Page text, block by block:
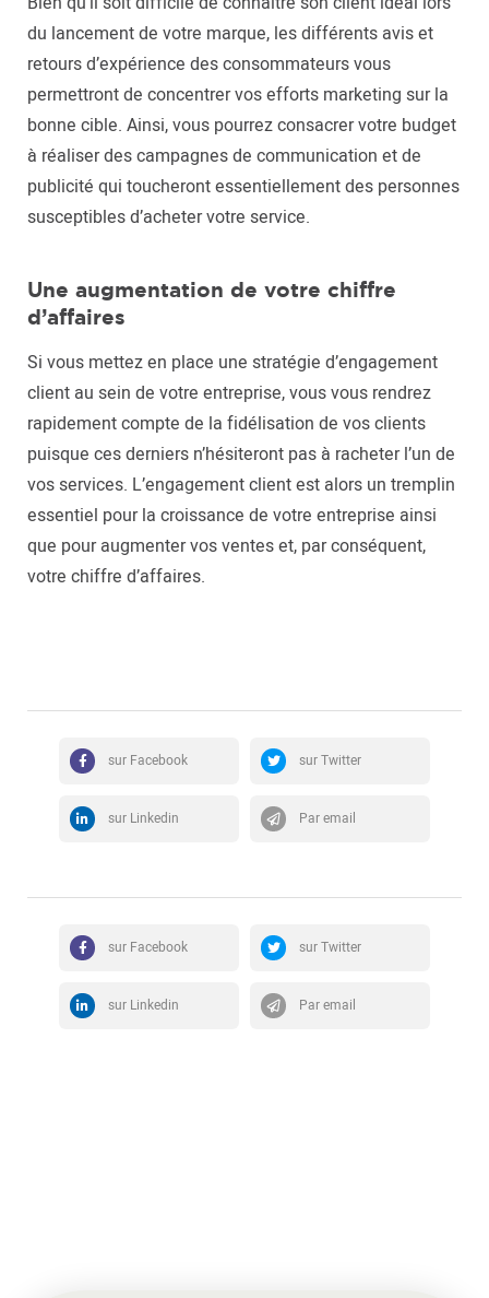
du lancement de votre marque, les différents avis et
retours d’expérience des consommateurs vous
permettront de concentrer vos efforts marketing sur la
bonne cible. Ainsi, vous pourrez consacrer votre budget
à réaliser des campagnes de communication et de
publicité qui toucheront essentiellement des personnes
susceptibles d’acheter votre service.
Une augmentation de votre chiffre
d’affaires
Si vous mettez en place une stratégie d’engagement
client au sein de votre entreprise, vous vous rendrez
rapidement compte de la fidélisation de vos clients
puisque ces derniers n’hésiteront pas à racheter l’un de
vos services. L’engagement client est alors un tremplin
essentiel pour la croissance de votre entreprise ainsi
que pour augmenter vos ventes et, par conséquent,
votre chiffre d’affaires.
sur Facebook sur Twitter
sur Linkedin Par email
sur Facebook sur Twitter
sur Linkedin Par email